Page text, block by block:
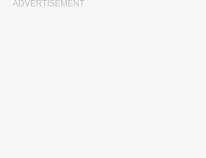
ADVERTISEMENT